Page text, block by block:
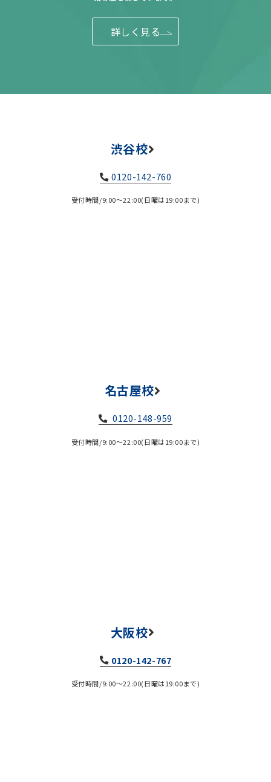
詳しく見る
渋谷校
0120-142-760
受付時間/9:00～22:00(日曜は19:00まで)
名古屋校
0120-148-959
受付時間/9:00～22:00(日曜は19:00まで)
大阪校
0120-142-767
受付時間/9:00～22:00(日曜は19:00まで)